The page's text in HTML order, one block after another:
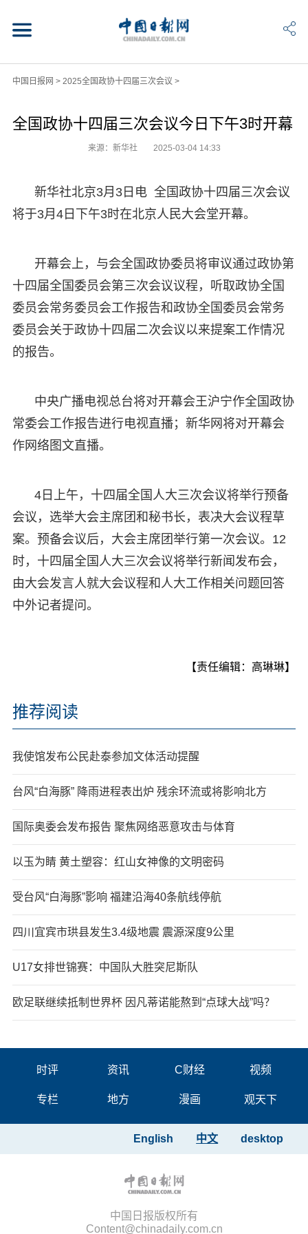
中国日报网 > 2025全国政协十四届三次会议 >
全国政协十四届三次会议今日下午3时开幕
来源：新华社 2025-03-04 14:33
新华社北京3月3日电 全国政协十四届三次会议
将于3月4日下午3时在北京人民大会堂开幕。
开幕会上，与会全国政协委员将审议通过政协第
十四届全国委员会第三次会议议程，听取政协全国
委员会常务委员会工作报告和政协全国委员会常务
委员会关于政协十四届二次会议以来提案工作情况
的报告。
中央广播电视总台将对开幕会王沪宁作全国政协
常委会工作报告进行电视直播；新华网将对开幕会
作网络图文直播。
4日上午，十四届全国人大三次会议将举行预备
会议，选举大会主席团和秘书长，表决大会议程草
案。预备会议后，大会主席团举行第一次会议。12
时，十四届全国人大三次会议将举行新闻发布会，
由大会发言人就大会议程和人大工作相关问题回答
中外记者提问。
【责任编辑：高琳琳】
推荐阅读
我使馆发布公民赴泰参加文体活动提醒
台风“白海豚” 降雨进程表出炉 残余环流或将影响北方
国际奥委会发布报告 聚焦网络恶意攻击与体育
以玉为睛 黄土塑容：红山女神像的文明密码
受台风“白海豚”影响 福建沿海40条航线停航
四川宜宾市珙县发生3.4级地震 震源深度9公里
U17女排世锦赛：中国队大胜突尼斯队
欧足联继续抵制世界杯 因凡蒂诺能熬到“点球大战”吗？
时评 资讯 C财经 视频
专栏 地方 漫画 观天下
desktop
中文
English
中国日报版权所有
Content@chinadaily.com.cn